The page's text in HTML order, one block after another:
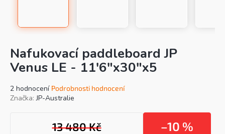
Nafukovací paddleboard JP
Venus LE - 11'6"x30"x5
Průměrné
hodnocení
2 hodnocení Podrobnosti hodnocení
Značka:JP-Australie
13 480 Kč –10 %